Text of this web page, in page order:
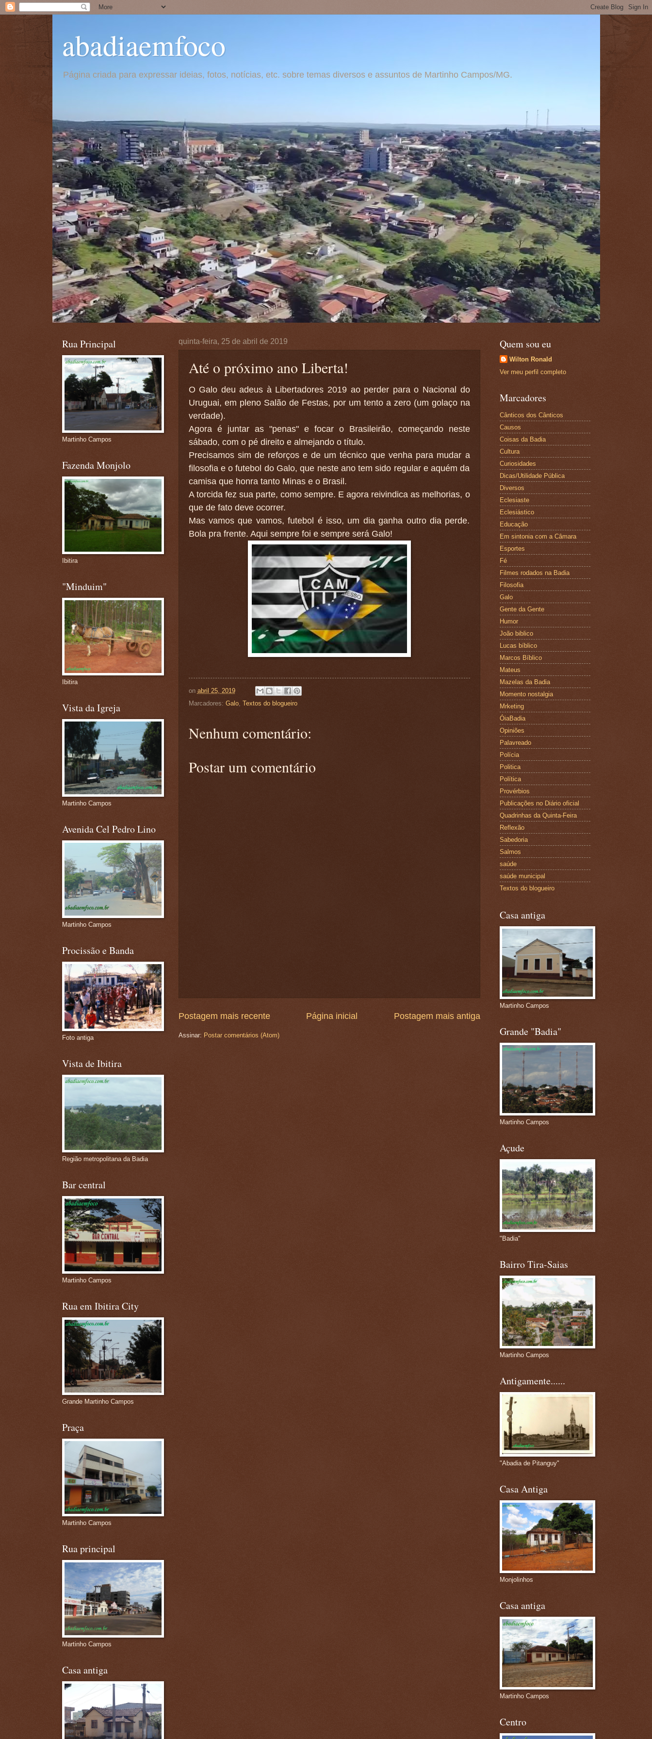
abadiaemfoco
Página criada para expressar ideias, fotos, notícias, etc. sobre temas diversos e assuntos de Martinho Campos/MG.
quinta-feira, 25 de abril de 2019
Até o próximo ano Liberta!
O Galo deu adeus à Libertadores 2019 ao perder para o Nacional do
Uruguai, em pleno Salão de Festas, por um tento a zero (um golaço na
verdade).
Agora é juntar as "penas" e focar o Brasileirão, começando neste
sábado, com o pé direito e almejando o título.
Precisamos sim de reforços e de um técnico que venha para mudar a
filosofia e o futebol do Galo, que neste ano tem sido regular e aquém da
camisa que honra tanto Minas e o Brasil.
A torcida fez sua parte, como sempre. E agora reivindica as melhorias, o
que de fato deve ocorrer.
Mas vamos que vamos, futebol é isso, um dia ganha outro dia perde.
Bola pra frente. Aqui sempre foi e sempre será Galo!
on abril 25, 2019
Marcadores: Galo, Textos do blogueiro
Nenhum comentário:
Postar um comentário
Postagem mais recente Postagem mais antiga
Página inicial
Assinar: Postar comentários (Atom)
Rua Principal
Martinho Campos
Fazenda Monjolo
Ibitira
"Minduim"
Ibitira
Vista da Igreja
Martinho Campos
Avenida Cel Pedro Lino
Martinho Campos
Procissão e Banda
Foto antiga
Vista de Ibitira
Região metropolitana da Badia
Bar central
Martinho Campos
Rua em Ibitira City
Grande Martinho Campos
Praça
Martinho Campos
Rua principal
Martinho Campos
Casa antiga
Quem sou eu
Wilton Ronald
Ver meu perfil completo
Marcadores
Cânticos dos Cânticos
Causos
Coisas da Badia
Cultura
Curiosidades
Dicas/Utilidade Pública
Diversos
Eclesiaste
Eclesiástico
Educação
Em sintonia com a Câmara
Esportes
Fé
Filmes rodados na Badia
Filosofia
Galo
Gente da Gente
Humor
João biblico
Lucas bíblico
Marcos Bíblico
Mateus
Mazelas da Badia
Momento nostalgia
Mrketing
ÓiaBadia
Opiniões
Palavreado
Polícia
Politica
Política
Provérbios
Publicações no Diário oficial
Quadrinhas da Quinta-Feira
Reflexão
Sabedoria
Salmos
saúde
saúde municipal
Textos do blogueiro
Casa antiga
Martinho Campos
Grande "Badia"
Martinho Campos
Açude
"Badia"
Bairro Tira-Saias
Martinho Campos
Antigamente......
"Abadia de Pitanguy"
Casa Antiga
Monjolinhos
Casa antiga
Martinho Campos
Centro